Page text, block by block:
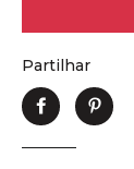
Partilhar
Partilhe